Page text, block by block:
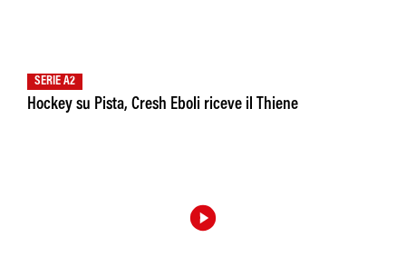
SERIE A2
Hockey su Pista, Cresh Eboli riceve il Thiene